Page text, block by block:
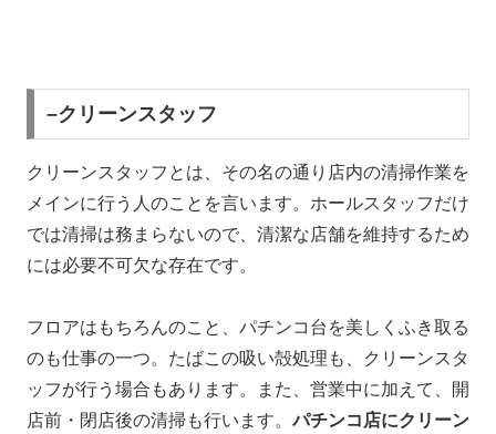
–クリーンスタッフ
クリーンスタッフとは、その名の通り店内の清掃作業を
メインに行う人のことを言います。ホールスタッフだけ
では清掃は務まらないので、清潔な店舗を維持するため
には必要不可欠な存在です。
フロアはもちろんのこと、パチンコ台を美しくふき取る
のも仕事の一つ。たばこの吸い殻処理も、クリーンスタ
ッフが行う場合もあります。また、営業中に加えて、開
店前・閉店後の清掃も行います。パチンコ店にクリーン